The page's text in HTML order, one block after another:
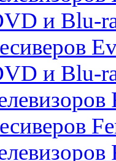
и Blu-
и Blu-